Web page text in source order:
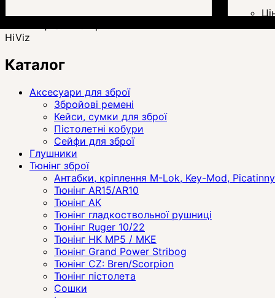
HiViz
Каталог
Аксесуари для зброї
Збройові ремені
Кейси, сумки для зброї
Пістолетні кобури
Сейфи для зброї
Глушники
Тюнінг зброї
Антабки, кріплення M-Lok, Key-Mod, Picatinny
Тюнінг AR15/AR10
Тюнінг АК
Тюнінг гладкоствольної рушниці
Тюнінг Ruger 10/22
Тюнінг HK MP5 / MKE
Тюнінг Grand Power Stribog
Тюнінг CZ: Bren/Scorpion
Тюнінг пістолета
Сошки